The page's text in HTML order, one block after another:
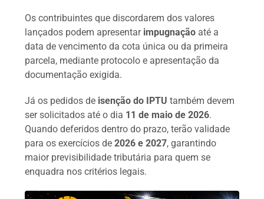
Os contribuintes que discordarem dos valores
lançados podem apresentar impugnação até a
data de vencimento da cota única ou da primeira
parcela, mediante protocolo e apresentação da
documentação exigida.
Já os pedidos de isenção do IPTU também devem
ser solicitados até o dia 11 de maio de 2026.
Quando deferidos dentro do prazo, terão validade
para os exercícios de2026 e 2027, garantindo
maior previsibilidade tributária para quem se
enquadra nos critérios legais.